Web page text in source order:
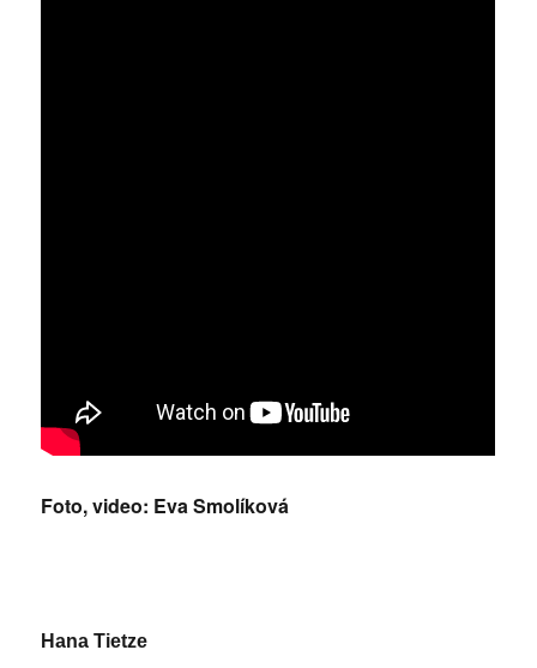
Foto, video: Eva Smolíková
Hana Tietze